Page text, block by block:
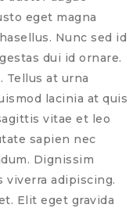
eget magna
Nunc sed id
dui id ornare.
Tellus at urna
lacinia at quis
vitae et leo
sapien nec
Dignissim
adipiscing.
Elit eget gravida